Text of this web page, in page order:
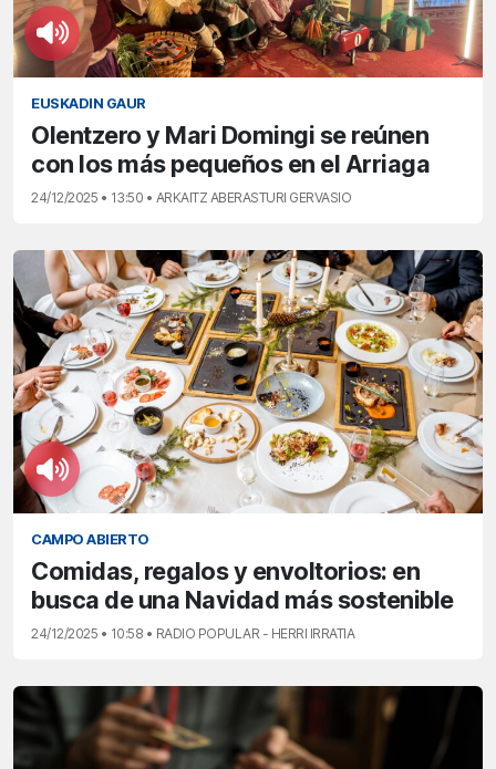
EUSKADIN GAUR
Olentzero y Mari Domingi se reúnen
con los más pequeños en el Arriaga
24/12/2025 • 13:50 • ARKAITZ ABERASTURI GERVASIO
CAMPO ABIERTO
Comidas, regalos y envoltorios: en
busca de una Navidad más sostenible
24/12/2025 • 10:58 • RADIO POPULAR - HERRI IRRATIA